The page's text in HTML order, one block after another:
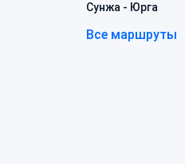
Сунжа - Юрга
Все маршруты